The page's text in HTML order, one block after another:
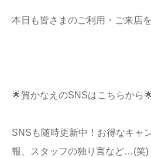
本日も皆さまのご利用・ご来店
🌟質かなえのSNSはこちらから
SNSも随時更新中！お得なキャ
報、スタッフの独り言など…(笑)